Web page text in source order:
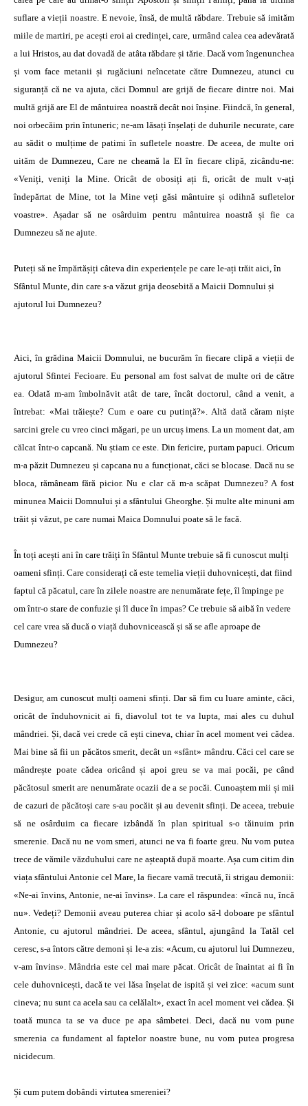
suflare a vieții noastre. E nevoie, însă, de multă răbdare. Trebuie să imităm
miile de martiri, pe acești eroi ai credinței, care, urmând calea cea adevărată
a lui Hristos, au dat dovadă de atâta răbdare și tărie. Dacă vom îngenunchea
și vom face metanii și rugăciuni neîncetate către Dumnezeu, atunci cu
siguranță că ne va ajuta, căci Domnul are grijă de fiecare dintre noi. Mai
multă grijă are El de mântuirea noastră decât noi înșine. Fiindcă, în general,
noi orbecăim prin întuneric; ne-am lăsați înșelați de duhurile necurate, care
au sădit o mulțime de patimi în sufletele noastre. De aceea, de multe ori
uităm de Dumnezeu, Care ne cheamă la El în fiecare clipă, zicându-ne:
«Veniți, veniți la Mine. Oricât de obosiți ați fi, oricât de mult v-ați
îndepărtat de Mine, tot la Mine veți găsi mântuire și odihnă sufletelor
voastre». Așadar să ne osârduim pentru mântuirea noastră și fie ca
Dumnezeu să ne ajute.
Puteți să ne împărtășiți câteva din experiențele pe care le-ați trăit aici, în
Sfântul Munte, din care s-a văzut grija deosebită a Maicii Domnului și
ajutorul lui Dumnezeu?
Aici, în grădina Maicii Domnului, ne bucurăm în fiecare clipă a vieții de
ajutorul Sfintei Fecioare. Eu personal am fost salvat de multe ori de către
ea. Odată m-am îmbolnăvit atât de tare, încât doctorul, când a venit, a
întrebat: «Mai trăiește? Cum e oare cu putință?». Altă dată căram niște
sarcini grele cu vreo cinci măgari, pe un urcuș imens. La un moment dat, am
călcat într-o capcană. Nu știam ce este. Din fericire, purtam papuci. Oricum
m-a păzit Dumnezeu și capcana nu a funcționat, căci se blocase. Dacă nu se
bloca, rămâneam fără picior. Nu e clar că m-a scăpat Dumnezeu? A fost
minunea Maicii Domnului și a sfântului Gheorghe. Și multe alte minuni am
trăit și văzut, pe care numai Maica Domnului poate să le facă.
În toți acești ani în care trăiți în Sfântul Munte trebuie să fi cunoscut mulți
oameni sfinți. Care considerați că este temelia vieții duhovnicești, dat fiind
faptul că păcatul, care în zilele noastre are nenumărate fețe, îl împinge pe
om într-o stare de confuzie și îl duce în impas? Ce trebuie să aibă în vedere
cel care vrea să ducă o viață duhovnicească și să se afle aproape de
Dumnezeu?
Desigur, am cunoscut mulți oameni sfinți. Dar să fim cu luare aminte, căci,
oricât de înduhovnicit ai fi, diavolul tot te va lupta, mai ales cu duhul
mândriei. Și, dacă vei crede că ești cineva, chiar în acel moment vei cădea.
Mai bine să fii un păcătos smerit, decât un «sfânt» mândru. Căci cel care se
mândrește poate cădea oricând și apoi greu se va mai pocăi, pe când
păcătosul smerit are nenumărate ocazii de a se pocăi. Cunoaștem mii și mii
de cazuri de păcătoși care s-au pocăit și au devenit sfinți. De aceea, trebuie
să ne osârduim ca fiecare izbândă în plan spiritual s-o tăinuim prin
smerenie. Dacă nu ne vom smeri, atunci ne va fi foarte greu. Nu vom putea
trece de vămile văzduhului care ne așteaptă după moarte. Așa cum citim din
viața sfântului Antonie cel Mare, la fiecare vamă trecută, îi strigau demonii:
«Ne-ai învins, Antonie, ne-ai învins». La care el răspundea: «încă nu, încă
nu». Vedeți? Demonii aveau puterea chiar și acolo să-l doboare pe sfântul
Antonie, cu ajutorul mândriei. De aceea, sfântul, ajungând la Tatăl cel
ceresc, s-a întors către demoni și le-a zis: «Acum, cu ajutorul lui Dumnezeu,
v-am învins». Mândria este cel mai mare păcat. Oricât de înaintat ai fi în
cele duhovnicești, dacă te vei lăsa înșelat de ispită și vei zice: «acum sunt
cineva; nu sunt ca acela sau ca celălalt», exact în acel moment vei cădea. Și
toată munca ta se va duce pe apa sâmbetei. Deci, dacă nu vom pune
smerenia ca fundament al faptelor noastre bune, nu vom putea progresa
nicidecum.
Și cum putem dobândi virtutea smereniei?